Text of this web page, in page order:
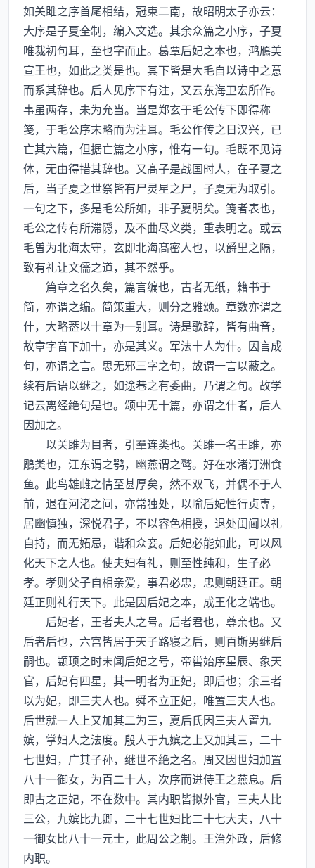
如关雎之序首尾相结，冠束二南，故昭明太子亦云：
大序是子夏全制，编入文选。其余众篇之小序，子夏
唯裁初句耳，至也字而止。葛覃后妃之本也，鸿鴈美
宣王也，如此之类是也。其下皆是大毛自以诗中之意
而系其辞也。后人见序下有注，又云东海卫宏所作。
事虽两存，未为允当。当是郑玄于毛公传下即得称
笺，于毛公序末略而为注耳。毛公作传之日汉兴，已
亡其六篇，但据亡篇之小序，惟有一句。毛既不见诗
体，无由得措其辞也。又髙子是战国时人，在子夏之
后，当子夏之世祭皆有尸灵星之尸，子夏无为取引。
一句之下，多是毛公所如，非子夏明矣。笺者表也，
毛公之传有所滞隠，及不曲尽义类，重表明之。或云
毛曽为北海太守，玄即北海髙密人也，以爵里之隔，
致有礼让文儒之道，其不然乎。
篇章之名久矣，篇言编也，古者无纸，籍书于
简，亦谓之编。简策重大，则分之雅颂。章数亦谓之
什，大略葢以十章为一别耳。诗是歌辞，皆有曲音，
故章字音下加十，亦是其义。军法十人为什。因言成
句，亦谓之言。思无邪三字之句，故谓一言以蔽之。
续有后语以继之，如途巷之有委曲，乃谓之句。故学
记云离经絶句是也。颂中无十篇，亦谓之什者，后人
因加之。
以关雎为目者，引羣连类也。关雎一名王雎，亦
鵰类也，江东谓之鹗，幽燕谓之鹫。好在水渚汀洲食
鱼。此鸟雄雌之情至甚厚矣，然不双飞，并偶不于人
前，退在河渚之间，亦常独处，以喻后妃性行贞専，
居幽慎独，深悦君子，不以容色相授，退处闺阃以礼
自持，而无妬忌，谐和众妾。后妃必能如此，可以风
化天下之人也。使夫妇有礼，则至性纯和，生子必
孝。孝则父子自相亲爱，事君必忠，忠则朝廷正。朝
廷正则礼行天下。此是因后妃之本，成王化之端也。
后妃者，王者夫人之号。后者君也，尊亲也。又
后者后也，六宫皆居于天子路寝之后，则百斯男继后
嗣也。颛顼之时未闻后妃之号，帝喾始序星辰、象天
官，后妃有四星，其一明者为正妃，即后也；余三者
以为妃，即三夫人也。舜不立正妃，唯置三夫人也。
后世就一人上又加其二为三，夏后氏因三夫人置九
嫔，掌妇人之法度。殷人于九嫔之上又加其三，二十
七世妇，广其子孙，继世不絶之名。周又因世妇加置
八十一御女，为百二十人，次序而进侍王之燕息。后
即古之正妃，不在数中。其内职皆拟外官，三夫人比
三公，九嫔比九卿，二十七世妇比二十七大夫，八十
一御女比八十一元士，此周公之制。王治外政，后修
内职。